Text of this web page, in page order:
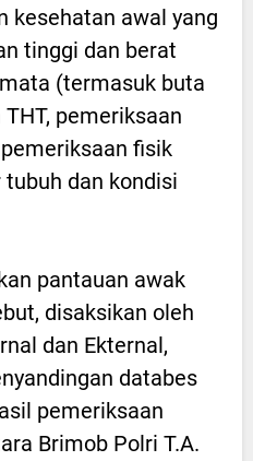
kesehatan awal yang
tinggi dan berat
(termasuk buta
pemeriksaan
fisik
dan kondisi
pantauan awak
disaksikan oleh
dan Ekternal,
databes
pemeriksaan
Brimob Polri T.A.